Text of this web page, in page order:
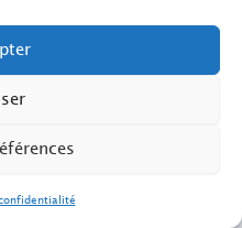
de 20 000F et/ou une
3 mois (article L367 du
» Alternative Santé –